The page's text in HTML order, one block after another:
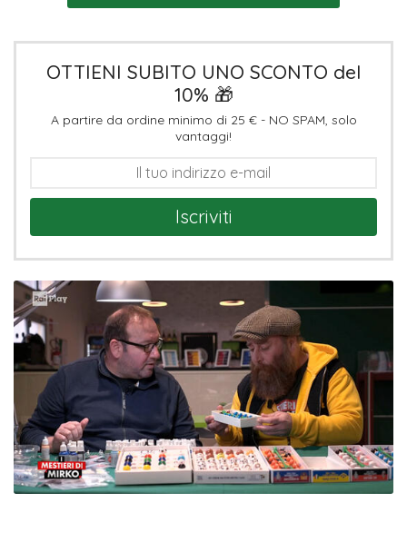
OTTIENI SUBITO UNO SCONTO del
10% 🎁
A partire da ordine minimo di 25 € - NO SPAM, solo
vantaggi!
Iscriviti